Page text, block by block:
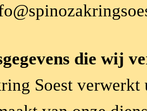
die wij
Soest verwerkt